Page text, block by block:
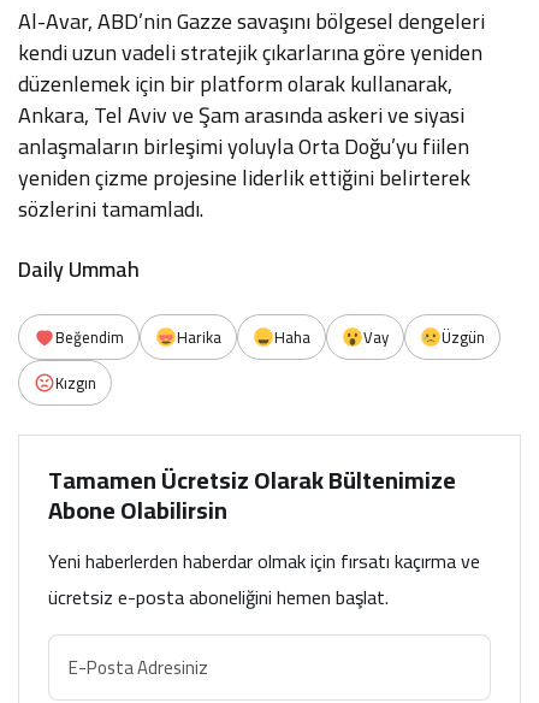
Al-Avar, ABD’nin Gazze savaşını bölgesel dengeleri
kendi uzun vadeli stratejik çıkarlarına göre yeniden
düzenlemek için bir platform olarak kullanarak,
Ankara, Tel Aviv ve Şam arasında askeri ve siyasi
anlaşmaların birleşimi yoluyla Orta Doğu’yu fiilen
yeniden çizme projesine liderlik ettiğini belirterek
sözlerini tamamladı.
Daily Ummah
Beğendim Harika Haha Vay
Üzgün
Kızgın
Tamamen Ücretsiz Olarak Bültenimize
Abone Olabilirsin
Yeni haberlerden haberdar olmak için fırsatı kaçırma ve
ücretsiz e-posta aboneliğini hemen başlat.